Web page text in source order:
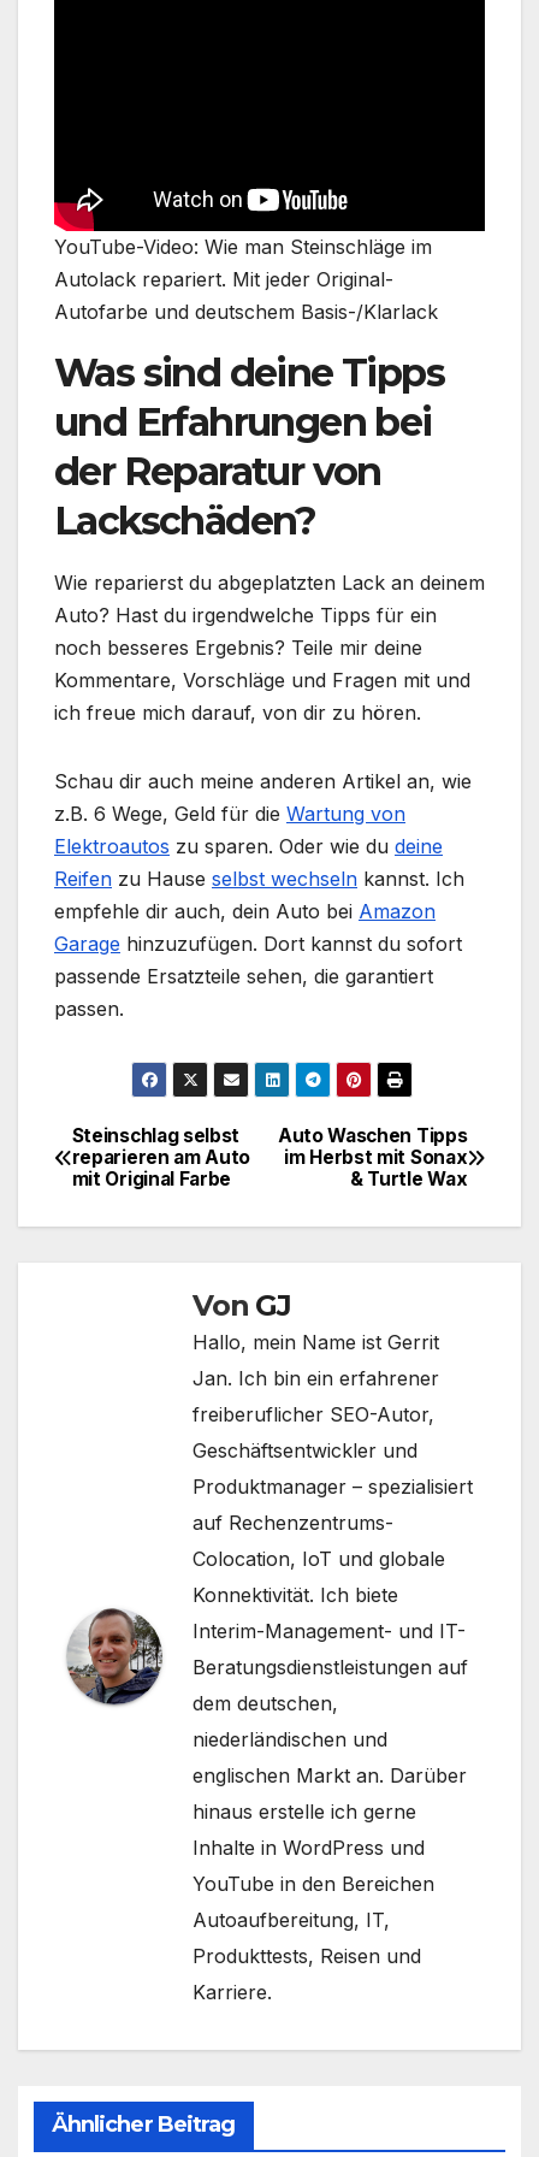
YouTube-Video: Wie man Steinschläge im
Autolack repariert. Mit jeder Original-
Autofarbe und deutschem Basis-/Klarlack
Was sind deine Tipps
und Erfahrungen bei
der Reparatur von
Lackschäden?
Wie reparierst du abgeplatzten Lack an deinem
Auto? Hast du irgendwelche Tipps für ein
noch besseres Ergebnis? Teile mir deine
Kommentare, Vorschläge und Fragen mit und
ich freue mich darauf, von dir zu hören.
Schau dir auch meine anderen Artikel an, wie
z.B. 6 Wege, Geld für die Wartung von
Elektroautos zu sparen. Oder wie du deine
Reifen zu Hause selbst wechseln kannst. Ich
empfehle dir auch, dein Auto bei Amazon
Garage hinzuzufügen. Dort kannst du sofort
passende Ersatzteile sehen, die garantiert
passen.
Beitragsnavigation
Auto Waschen Tipps
im Herbst mit Sonax
& Turtle Wax
Steinschlag selbst
reparieren am Auto
mit Original Farbe
Von GJ
Hallo, mein Name ist Gerrit
Jan. Ich bin ein erfahrener
freiberuflicher SEO-Autor,
Geschäftsentwickler und
Produktmanager – spezialisiert
auf Rechenzentrums-
Colocation, IoT und globale
Konnektivität. Ich biete
Interim-Management- und IT-
Beratungsdienstleistungen auf
dem deutschen,
niederländischen und
englischen Markt an. Darüber
hinaus erstelle ich gerne
Inhalte in WordPress und
YouTube in den Bereichen
Autoaufbereitung, IT,
Produkttests, Reisen und
Karriere.
Ähnlicher Beitrag